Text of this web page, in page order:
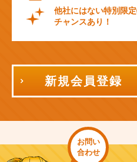
他社にはない特別限
チャンスあり！
新規会員登録
お問い
合わせ